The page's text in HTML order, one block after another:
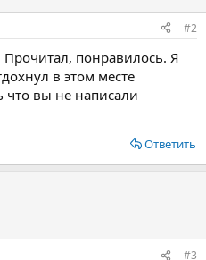
#2
Прочитал, понравилось. Я
в этом месте
что вы не написали
Ответить
#3